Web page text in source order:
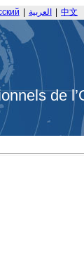
العربية 中文
de